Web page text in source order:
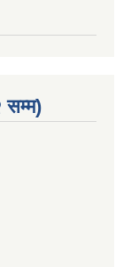
सम्म)